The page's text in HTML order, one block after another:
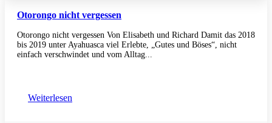
Otorongo nicht vergessen
Otorongo nicht vergessen Von Elisabeth und Richard Damit das 2018
bis 2019 unter Ayahuasca viel Erlebte, „Gutes und Böses“, nicht
einfach verschwindet und vom Alltag...
Weiterlesen